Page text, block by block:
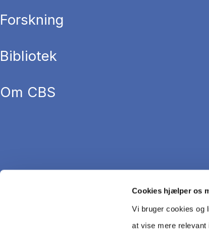
Cookies hjælper os
Vi bruger cookies og
at vise mere relevant
Forskning
Bibliotek
Om CBS